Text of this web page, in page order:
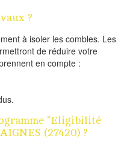
?
à isoler les combles. Les
de réduire votre
en compte :
"Eligibilité
(27420) ?